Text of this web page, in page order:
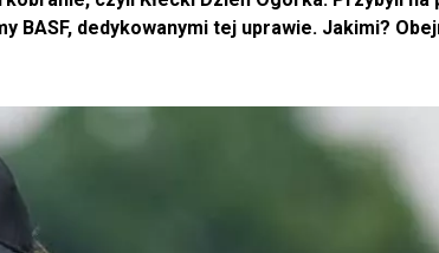
dedykowanymi tej uprawie. Jakimi?